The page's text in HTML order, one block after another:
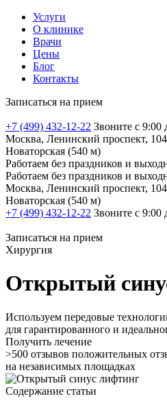
Услуги
О клинике
Врачи
Цены
Блог
Контакты
Записаться на прием
+7 (499) 432-12-22 Звоните с 9:00
Москва, Ленинский проспект, 104
Новаторская (540 м)
Работаем без праздников и
Работаем без праздников и
Москва, Ленинский проспект, 104
Новаторская (540 м)
+7 (499) 432-12-22 Звоните с 9:00
Записаться на прием
Хирургия
Открытый
Используем передовые
для гарантированного и
Получить лечение
>500 отзывов положительных
на независимых площадках
Содержание статьи